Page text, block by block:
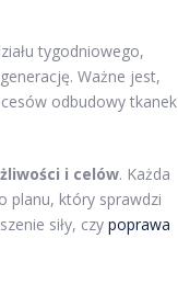
tygodniowego,
Ważne jest,
odbudowy tkanek
i celów. Każda
planu, który sprawdzi
siły, czy poprawa